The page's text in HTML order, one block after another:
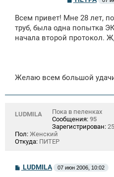
о
б
щ
н
Всем привет! Мне 28 лет,
труб, была одна попытка
начала второй протокол.
Желаю всем большой
LUDMILA
Пока в пеленках
Сообщения: 95
Зарегистрирован:
Пол: Женский
Откуда: ПИТЕР
С
о
LUDMILA 07 июн 2006, 10:02